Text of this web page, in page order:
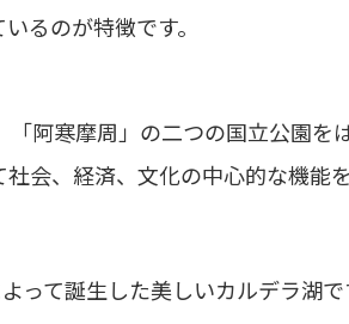
るのが特徴です。
阿寒摩周」の二つの国立公園を
会、経済、文化の中心的な機能を
って誕生した美しいカルデラ湖